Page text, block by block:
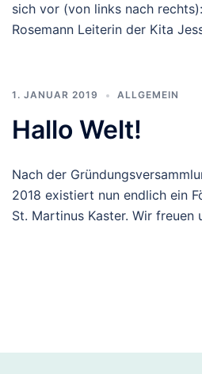
sich vor (von links nach
Rosemann Leiterin der Kita
1. JANUAR 2019 ALLGEMEIN
Hallo Welt!
Nach der
2018 existiert nun endlich ein
St. Martinus Kaster. Wir freuen